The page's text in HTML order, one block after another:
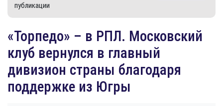
публикации
«Торпедо» – в РПЛ. Московский
клуб вернулся в главный
дивизион страны благодаря
поддержке из Югры